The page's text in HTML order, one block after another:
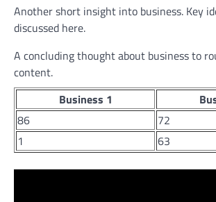
Another short insight into business. Key
discussed here.
A concluding thought about business to
content.
Business 1
86
72
1
63